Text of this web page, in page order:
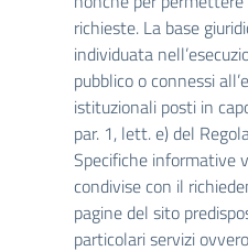
richieste. La base
individuata
pubblico o connessi
istituzionali posti in
par. 1, lett. e) del
Specifiche informative
condivise con il
pagine del sito
particolari servizi